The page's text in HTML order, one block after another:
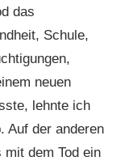
das
Schule,
neuen
lehnte ich
Auf der anderen
dem Tod ein